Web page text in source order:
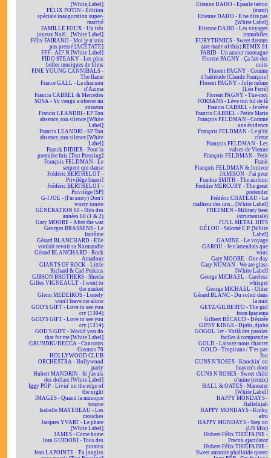
[White Label]
FÉLIX POTIN - Édition
spéciale inauguration super-
marché
FAMILLE FOUX - Un très
joyeux Noël... [White Label]
Félix FAIRANO - Moi je n'suis
pas pressé [ACÉTATE]
FFF - AC² N [White Label]
FIDO STEAKY - Les plus
belles musiques de films
FINE YOUNG CANNIBALS -
The flame
France GALL - La chanson
d'Azima
Francis CABREL & Mercedes
SOSA - Yo vengo a ofrecer mi
corazon
Francis LEANDRI - EP Ton
absence, ton silence [White
Label]
Francis LEANDRI - SP Ton
absence, ton silence [White
Label]
Franck DIDIER - Pour la
première fois [Test Pressing]
François FELDMAN - Le
serpent qui danse
Frédéric BERTHELOT -
Privilège [maxi]
Frédéric BERTHELOT -
Privilège [SP]
G-I JOE - (I'm sorry) Don't
worry tonite
GÉNÉRATION 60 - Hits des
années 60 (1 & 2)
Gary MOORE - After the war
Georges BRASSENS - Le
fantôme
Gérard BLANCHARD - Elle
voulait revoir sa Normandie
Gérard BLANCHARD - Rock
Amadour
GIANTS OF ROCK - Little
Richard & Carl Perkins
GIBSON BROTHERS - Sheela
Gilles VIGNEAULT - I went to
the market
Glenn MEDEIROS - Lonely
won't leave me alone
GOD'S GIFT - Love to see you
cry (1304)
GOD'S GIFT - Love to see you
cry (1314)
GOD'S GIFT - Would you do
that for me [White Label]
GRUNDIG/DECCA - Concours
Cosmos 70
HOLLYWOOD CLUB
ORCHESTRA - Hollywood
party
Hubert MANDRIN - Si j'avais
des dollars [White Label]
Iggy POP - Livin' on the edge of
the night
IMAGES - Quand la musique
tourne
Isabelle MAYEREAU - Les
mouches
Jacques YVART - Le phare
[White Label]
JAMES - Come home
Jean GUIDONI - Tous des
putains
Jean LAPOINTE - Tu jongles
Etienne DAHO - Epaule tattoo
(maxi)
Etienne DAHO - Il ne dira pas
[White Label]
Etienne DAHO - Les voyages
immobiles
EURYTHMICS - Sweet dreams
(are made of this) REMIX 91
FARID - Un amour montagne
Florent PAGNY - Ça fait des
nuits
Florent PAGNY - Comme
d'habitude [Claude François]
Florent PAGNY - Jolie môme
[Léo Ferré]
Florent PAGNY - Tue-moi
FORBANS - Lève ton ful de là
Francis CABREL - Je rêve
Francis CABREL - Petite Marie
François FELDMAN - Comme
une évidence
François FELDMAN - Le p'tit
cireur
François FELDMAN - Les
valses de Vienne
François FELDMAN - Petit
Frank
François FELDMAN & Joniece
JAMISON - J'ai peur
Frankie SMITH - The auction
Freddie MERCURY - The great
pretender
Frédéric CHATEAU - Le
malheur des uns... [White Label]
FREEMEN - Military beat
(strumentale)
FULL METAL HITS
GÉLOU - Salomé E.P. [White
Label]
GAMINE - Le voyage
GAROU - Je n'attendais que
vous
Gary MOORE - One day
Gary NUMAN - We are glass
[White Label]
George MICHAEL - Careless
whisper
George MICHAEL - Older
Gérard BLANC - Du soleil dans
la nuit
GETZ/GILBERTO - The girl
from Ipanema
Gilbert BÉCAUD - Désirée
GIPSY KINGS - Djobi, djoba
GOGOL 1er - Voilà des paroles
faciles à comprendre
GOLD - Laissez-nous chanter
GOLD - Tropicana / T'es pas
fou
GUNS N'ROSES - Knockin' on
heaven's door
GUNS N'ROSES - Sweet child
o'mine (remix)
HALL & OATES - Maneater
[White Label]
HAPPY MONDAYS -
Hallelujah
HAPPY MONDAYS - Kinky
afro
HAPPY MONDAYS - Step on
(US Mix)
Hubert-Félix THIÉFAINE -
Precox ejaculator
Hubert-Félix THIÉFAINE -
Sweet amanite phalloïde queen